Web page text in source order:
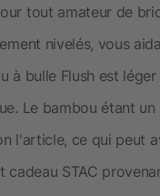
tout amateur de
nivelés, vous
à bulle Flush est léger
Le bambou étant
l'article, ce qui peut
STAC